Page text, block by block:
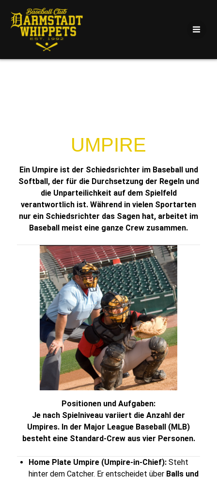
UMPIRE
Ein Umpire ist der Schiedsrichter im Baseball und
Softball, der für die Durchsetzung der Regeln und
die Unparteilichkeit auf dem Spielfeld
verantwortlich ist. Während in vielen Sportarten
nur ein Schiedsrichter das Sagen hat, arbeitet im
Baseball meist eine ganze Crew zusammen.
Positionen und Aufgaben:
Je nach Spielniveau variiert die Anzahl der
Umpires. In der Major League Baseball (MLB)
besteht eine Standard-Crew aus vier Personen.
Home Plate Umpire (Umpire-in-Chief): Steht
hinter dem Catcher. Er entscheidet über Balls und